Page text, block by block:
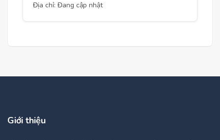
Địa chỉ: Đang cập nhật
Giới thiệu